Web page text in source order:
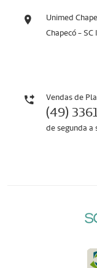
Unimed
Chapecó -
Vendas de
(49)
de segunda a